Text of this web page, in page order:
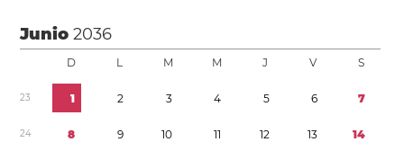
Junio2036
D L M M J V S
23 1 2 3 4 5 6 7
24 8 9 10 11 12 13 14